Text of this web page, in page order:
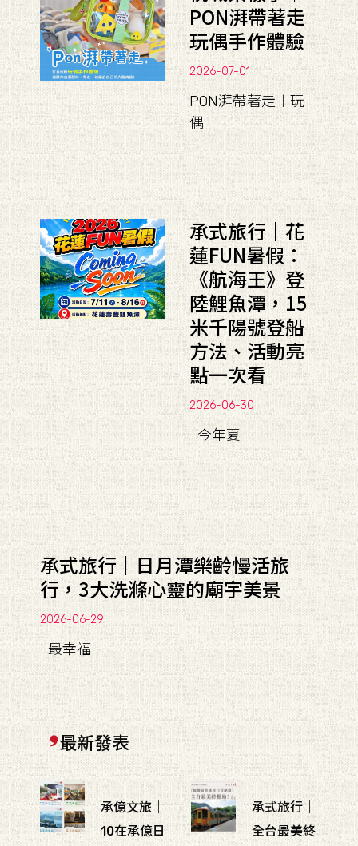
PON湃帶著走
玩偶手作體驗
2026-07-01
PON湃帶著走︱玩
偶
承式旅行｜花
蓮FUN暑假：
《航海王》登
陸鯉魚潭，15
米千陽號登船
方法、活動亮
點一次看
2026-06-30
今年夏
承式旅行｜日月潭樂齡慢活旅
行，3大洗滌心靈的廟宇美景
2026-06-29
最幸福
最新發表
承億文旅｜
10在承億日
承式旅行｜
全台最美終